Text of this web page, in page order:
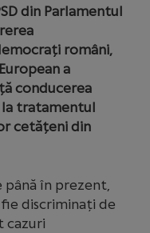
din Parlamentul
români,
a
conducerea
la tratamentul
cetățeni din
în prezent,
discriminați de
cazuri